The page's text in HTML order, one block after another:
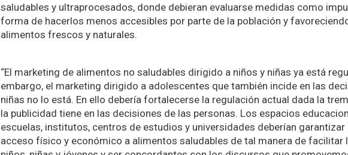
saludables y ultraprocesados, donde debieran evaluarse medidas como
forma de hacerlos menos accesibles por parte de la población y
alimentos frescos y naturales.
“El marketing de alimentos no saludables dirigido a niños y niñas ya está
embargo, el marketing dirigido a adolescentes que también incide en las
niñas no lo está. En ello debería fortalecerse la regulación actual dada la
la publicidad tiene en las decisiones de las personas. Los espacios
escuelas, institutos, centros de estudios y universidades deberían garantizar
acceso físico y económico a alimentos saludables de tal manera de facilitar